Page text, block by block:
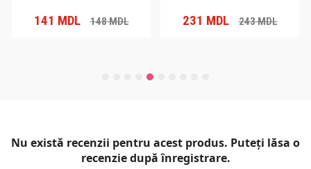
141 MDL 148MDL 231 MDL 243MDL
Nu există recenzii pentru acest produs. Puteți lăsa o
recenzie după înregistrare.